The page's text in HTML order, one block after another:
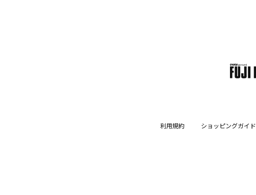
利用規約 ショッピングガイド